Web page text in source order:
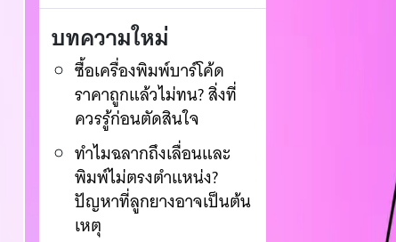
บทความใหม่
ซื้อเครื่องพิมพ์บาร์โค้ด
ราคาถูกแล้วไม่ทน? สิ่งที่
ควรรู้ก่อนตัดสินใจ
ทำไมฉลากถึงเลื่อนและ
พิมพ์ไม่ตรงตำแหน่ง?
ปัญหาที่ลูกยางอาจเป็นต้น
เหตุ